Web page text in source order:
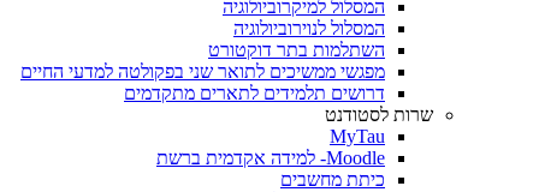
המסלול למיקרוביולוגיה
המסלול לנוירוביולוגיה
השתלמות בתר דוקטורט
מפגשי ממשיכים לתואר שני בפקולטה למדעי החיים
דרושים תלמידים לתארים מתקדמים
שרות לסטודנט
MyTau
Moodle- למידה אקדמית ברשת
כיתת מחשבים